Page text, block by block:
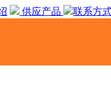
供应产品 联系方